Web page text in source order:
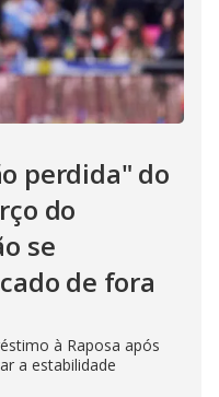
perdida" do
do
se
de fora
à Raposa após
a estabilidade